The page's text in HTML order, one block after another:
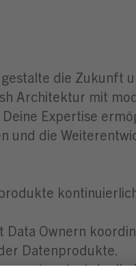
die Zukunft
Architektur mit
Expertise
und die
Ownern
Datenprodukte.
du